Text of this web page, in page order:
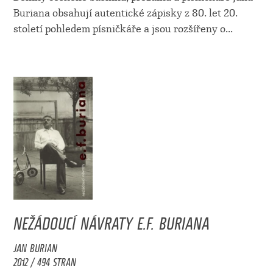
Buriana obsahují autentické zápisky z 80. let 20.
století pohledem písničkáře a jsou rozšířeny o...
NEŽÁDOUCÍ NÁVRATY E.F. BURIANA
JAN BURIAN
2012 / 494 STRAN